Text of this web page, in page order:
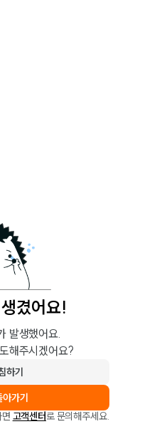
겼어요!
발생했어요.
해주시겠어요?
하기
아가기
고객센터로 문의해주세요.